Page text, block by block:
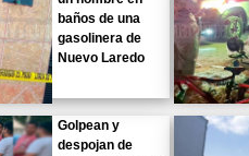
baños de una
gasolinera de
Nuevo Laredo
Golpean y
despojan de